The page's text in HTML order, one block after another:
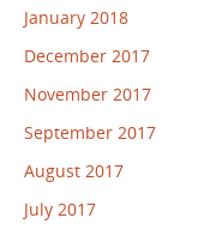
January 2018
December 2017
November 2017
September 2017
August 2017
July 2017